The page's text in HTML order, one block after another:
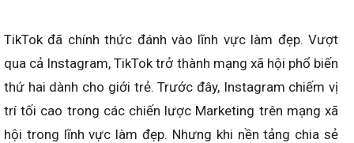
TikTok đã chính thức đánh vào lĩnh vực làm đẹp. Vượt
qua cả Instagram, TikTok trở thành mạng xã hội phổ biến
thứ hai dành cho giới trẻ. Trước đây, Instagram chiếm vị
trí tối cao trong các chiến lược Marketing trên mạng xã
hội trong lĩnh vực làm đẹp. Nhưng khi nền tảng chia sẻ